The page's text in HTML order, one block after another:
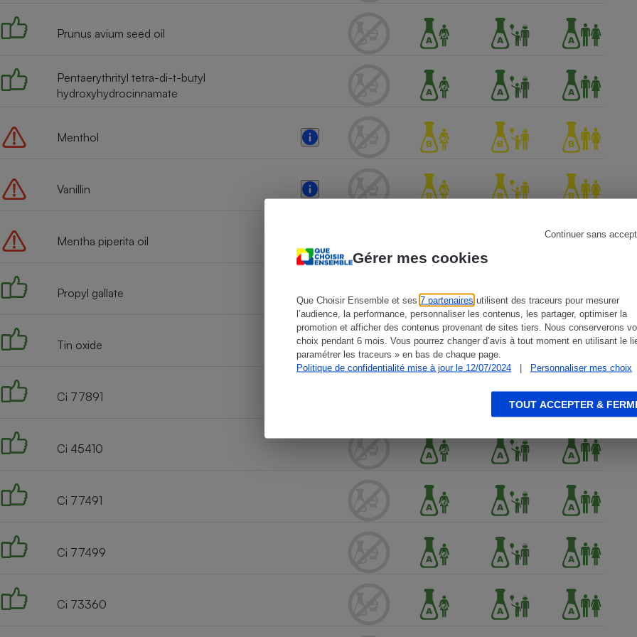
Gérer mes cookies
Que Choisir Ensemble et ses 7 partenaires utilisent des traceurs pour mesurer
l’audience, la performance, personnaliser les contenus, les partager, optimiser la
promotion et afficher des contenus provenant de sites tiers. Nous conserverons
choix pendant 6 mois. Vous pourrez changer d’avis à tout moment en utilisant le
paramétrer les traceurs » en bas de chaque page.
Politique de confidentialité mise à jour le 12/07/2024
| Personnaliser mes choix
Continuer sans
TOUT ACCEPTER &
Prunus avium seed oil
Pentaerythrityl tetra-di-t-butyl
hydroxyhydrocinnamate
Menthol
Vanillin
Mentha piperita oil
Propyl gallate
Tin oxide
Ci 77891
Ci 45410
Ci 77491
Ci 77499
Ci 73360
Réfrigérateur